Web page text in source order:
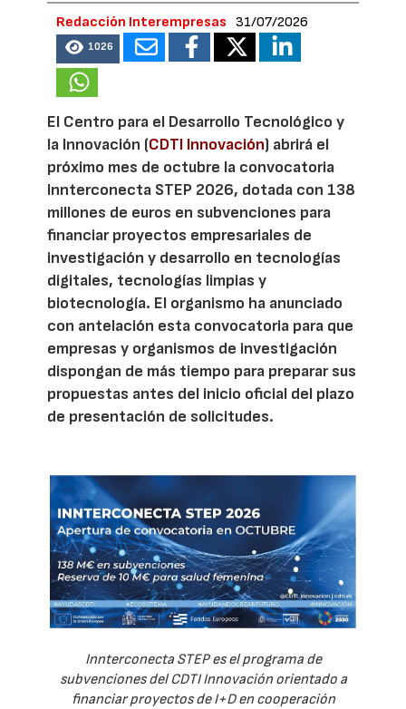
Redacción Interempresas 31/07/2026
1026
El Centro para el Desarrollo Tecnológico y
la Innovación (CDTI Innovación) abrirá el
próximo mes de octubre la convocatoria
Innterconecta STEP 2026, dotada con 138
millones de euros en subvenciones para
financiar proyectos empresariales de
investigación y desarrollo en tecnologías
digitales, tecnologías limpias y
biotecnología. El organismo ha anunciado
con antelación esta convocatoria para que
empresas y organismos de investigación
dispongan de más tiempo para preparar sus
propuestas antes del inicio oficial del plazo
de presentación de solicitudes.
Innterconecta STEP es el programa de
subvenciones del CDTI Innovación orientado a
financiar proyectos de I+D en cooperación